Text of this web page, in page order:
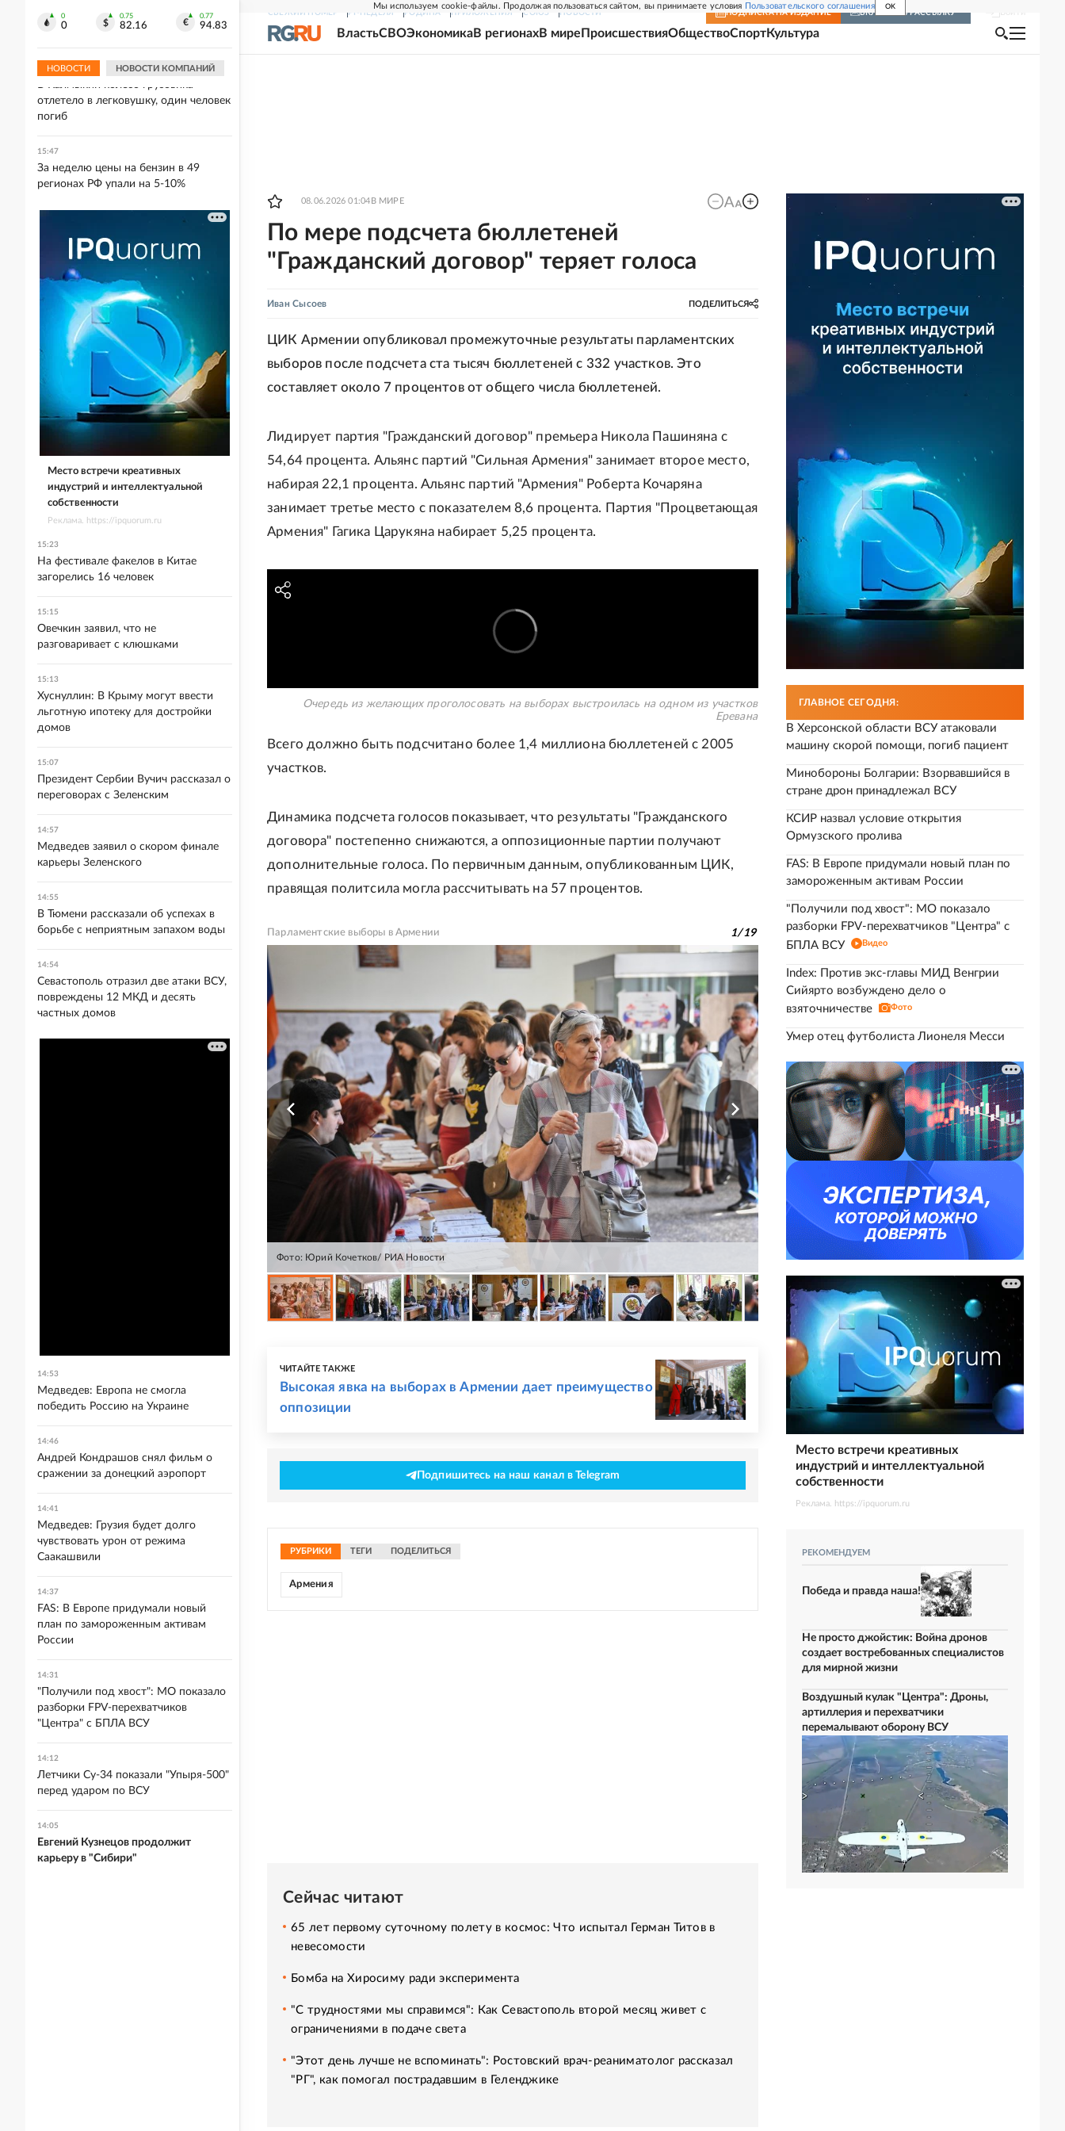
Мы используем cookie-файлы. Продолжая пользоваться сайтом, вы принимаете условия Пользовательского соглашения OK
СВЕЖИЙ НОМЕР РГ-НЕДЕЛЯ РОДИНА ПРИЛОЖЕНИЯ СОЮЗ НОВОСТИ ПОДПИСКА НА ИЗДАНИЕ ВКЛЮЧИТЬ РАССЫЛКУ
ВластьСВОЭкономикаВ регионахВ мире ПроисшествияОбществоСпортКультура
08.06.2026 01:04 В МИРЕ
По мере подсчета бюллетеней
"Гражданский договор" теряет голоса
Иван Сысоев ПОДЕЛИТЬСЯ
ЦИК Армении опубликовал промежуточные результаты парламентских
выборов после подсчета ста тысяч бюллетеней с 332 участков. Это
составляет около 7 процентов от общего числа бюллетеней.
Лидирует партия "Гражданский договор" премьера Никола Пашиняна с
54,64 процента. Альянс партий "Сильная Армения" занимает второе место,
набирая 22,1 процента. Альянс партий "Армения" Роберта Кочаряна
занимает третье место с показателем 8,6 процента. Партия "Процветающая
Армения" Гагика Царукяна набирает 5,25 процента.
Очередь из желающих проголосовать на выборах выстроилась на одном из участков
Еревана
Всего должно быть подсчитано более 1,4 миллиона бюллетеней с 2005
участков.
Динамика подсчета голосов показывает, что результаты "Гражданского
договора" постепенно снижаются, а оппозиционные партии получают
дополнительные голоса. По первичным данным, опубликованным ЦИК,
правящая политсила могла рассчитывать на 57 процентов.
Парламентские выборы в Армении 1/19
Фото: Юрий Кочетков/ РИА Новости
ЧИТАЙТЕ ТАКЖЕ
Высокая явка на выборах в Армении дает преимущество
оппозиции
Подпишитесь на наш канал в Telegram
РУБРИКИ ТЕГИ ПОДЕЛИТЬСЯ
Армения
Сейчас читают
65 лет первому суточному полету в космос: Что испытал Герман Титов в
невесомости
Бомба на Хиросиму ради эксперимента
"С трудностями мы справимся": Как Севастополь второй месяц живет с
ограничениями в подаче света
"Этот день лучше не вспоминать": Ростовский врач-реаниматолог рассказал
"РГ", как помогал пострадавшим в Геленджике
ГЛАВНОЕ СЕГОДНЯ:
В Херсонской области ВСУ атаковали
машину скорой помощи, погиб пациент
Минобороны Болгарии: Взорвавшийся в
стране дрон принадлежал ВСУ
КСИР назвал условие открытия
Ормузского пролива
FAS: В Европе придумали новый план по
замороженным активам России
"Получили под хвост": МО показало
разборки FPV-перехватчиков "Центра" с
БПЛА ВСУ
Видео
Index: Против экс-главы МИД Венгрии
Сийярто возбуждено дело о
взяточничестве
Фото
Умер отец футболиста Лионеля Месси
Место встречи креативных
индустрий и интеллектуальной
собственности
Реклама. https://ipquorum.ru
РЕКОМЕНДУЕМ
Победа и правда наша!
Не просто джойстик: Война дронов
создает востребованных специалистов
для мирной жизни
Воздушный кулак "Центра": Дроны,
артиллерия и перехватчики
перемалывают оборону ВСУ
0
0
0.75
82.16
0.77
94.83
НОВОСТИ НОВОСТИ КОМПАНИЙ
многотысячной демонстрации
15:49
В Калмыкии колесо грузовика
отлетело в легковушку, один человек
погиб
15:47
За неделю цены на бензин в 49
регионах РФ упали на 5-10%
Место встречи креативных
индустрий и интеллектуальной
собственности
Реклама. https://ipquorum.ru
15:23
На фестивале факелов в Китае
загорелись 16 человек
15:15
Овечкин заявил, что не
разговаривает с клюшками
15:13
Хуснуллин: В Крыму могут ввести
льготную ипотеку для достройки
домов
15:07
Президент Сербии Вучич рассказал о
переговорах с Зеленским
14:57
Медведев заявил о скором финале
карьеры Зеленского
14:55
В Тюмени рассказали об успехах в
борьбе с неприятным запахом воды
14:54
Севастополь отразил две атаки ВСУ,
повреждены 12 МКД и десять
частных домов
14:53
Медведев: Европа не смогла
победить Россию на Украине
14:46
Андрей Кондрашов снял фильм о
сражении за донецкий аэропорт
14:41
Медведев: Грузия будет долго
чувствовать урон от режима
Саакашвили
14:37
FAS: В Европе придумали новый
план по замороженным активам
России
14:31
"Получили под хвост": МО показало
разборки FPV-перехватчиков
"Центра" с БПЛА ВСУ
14:12
Летчики Су-34 показали "Упыря-500"
перед ударом по ВСУ
14:05
Евгений Кузнецов продолжит
карьеру в "Сибири"